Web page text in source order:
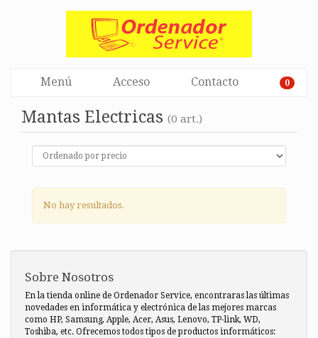
Menú Acceso Contacto 0
Mantas Electricas (0 art.)
No hay resultados.
Sobre Nosotros
En la tienda online de Ordenador Service, encontraras las últimas
novedades en informática y electrónica de las mejores marcas
como HP, Samsung, Apple, Acer, Asus, Lenovo, TP-link, WD,
Toshiba, etc. Ofrecemos todos tipos de productos informáticos: